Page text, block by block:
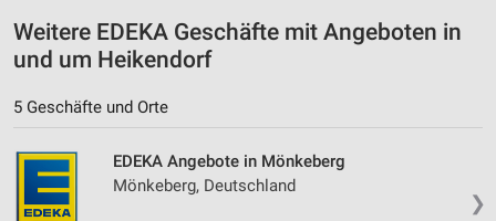
Weitere EDEKA Geschäfte mit Angeboten in
und um Heikendorf
5 Geschäfte und Orte
❯
EDEKA Angebote in Mönkeberg
Mönkeberg, Deutschland
Notwendig
Werbung